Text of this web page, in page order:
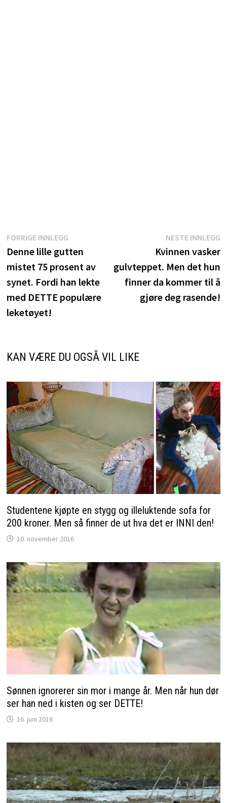
Innleggsnavigasjon
FORRIGE INNLEGGForrige
innlegg:
Denne lille gutten
mistet 75 prosent av
synet. Fordi han lekte
med DETTE populære
leketøyet!
NESTE INNLEGG
Kvinnen vasker
gulvteppet. Men det hun
finner da kommer til å
gjøre deg rasende!
KAN VÆRE DU OGSÅ VIL LIKE
Studentene kjøpte en stygg og illeluktende sofa for
200 kroner. Men så finner de ut hva det er INNI den!
10. november 2016
Sønnen ignorerer sin mor i mange år. Men når hun dør
ser han ned i kisten og ser DETTE!
16. juni 2016